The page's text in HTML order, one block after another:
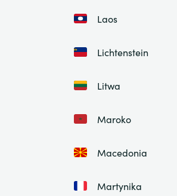
Laos
Lichtenstein
Litwa
Maroko
Macedonia
Martynika